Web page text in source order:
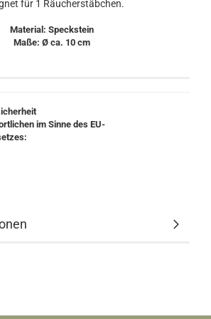
für 1 Räucherstäbchen.
Material: Speckstein
Maße: Ø ca. 10 cm
im Sinne des EU-